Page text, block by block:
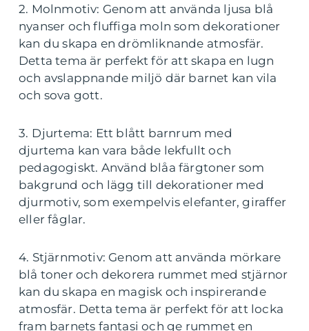
2. Molnmotiv: Genom att använda ljusa blå
nyanser och fluffiga moln som dekorationer
kan du skapa en drömliknande atmosfär.
Detta tema är perfekt för att skapa en lugn
och avslappnande miljö där barnet kan vila
och sova gott.
3. Djurtema: Ett blått barnrum med
djurtema kan vara både lekfullt och
pedagogiskt. Använd blåa färgtoner som
bakgrund och lägg till dekorationer med
djurmotiv, som exempelvis elefanter, giraffer
eller fåglar.
4. Stjärnmotiv: Genom att använda mörkare
blå toner och dekorera rummet med stjärnor
kan du skapa en magisk och inspirerande
atmosfär. Detta tema är perfekt för att locka
fram barnets fantasi och ge rummet en